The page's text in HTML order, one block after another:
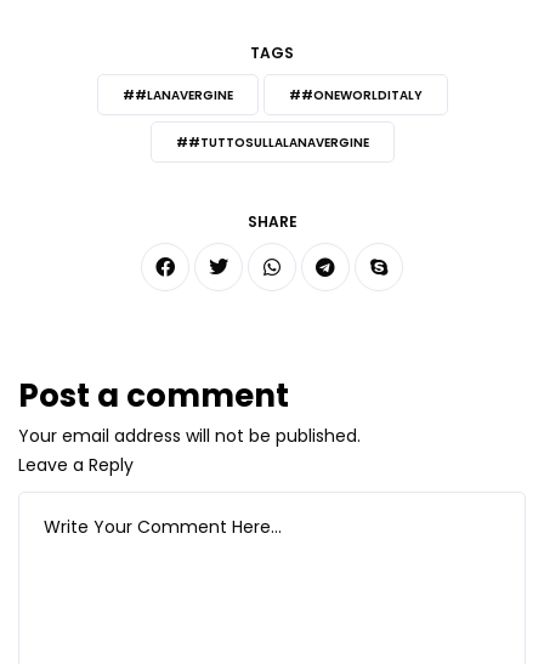
TAGS
##LANAVERGINE ##ONEWORLDITALY
##TUTTOSULLALANAVERGINE
SHARE
Post a comment
Your email address will not be published.
Leave a Reply